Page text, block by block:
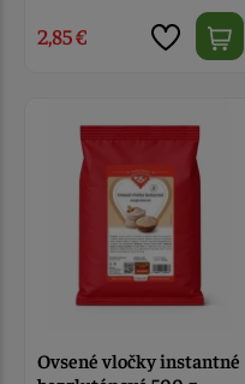
2,85 €
Ovsené vločky instantné